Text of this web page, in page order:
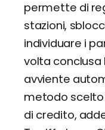
permette di
stazioni,
individuare i
volta conclusa
avviente
metodo
di credito,